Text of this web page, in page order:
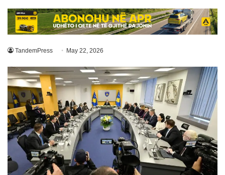
TandemPress May 22, 2026